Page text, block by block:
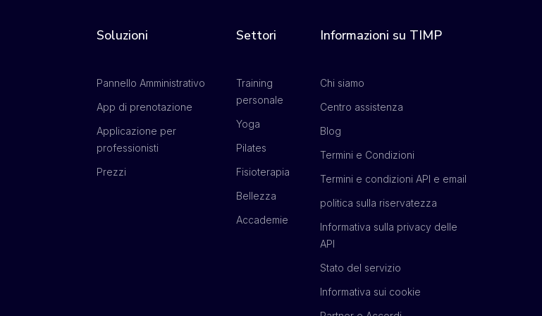
Soluzioni
Pannello Amministrativo
App di prenotazione
Applicazione per
professionisti
Prezzi
Settori
Training
personale
Yoga
Pilates
Fisioterapia
Bellezza
Accademie
Informazioni su TIMP
Chi siamo
Centro assistenza
Blog
Termini e Condizioni
Termini e condizioni API e email
politica sulla riservatezza
Informativa sulla privacy delle
API
Stato del servizio
Informativa sui cookie